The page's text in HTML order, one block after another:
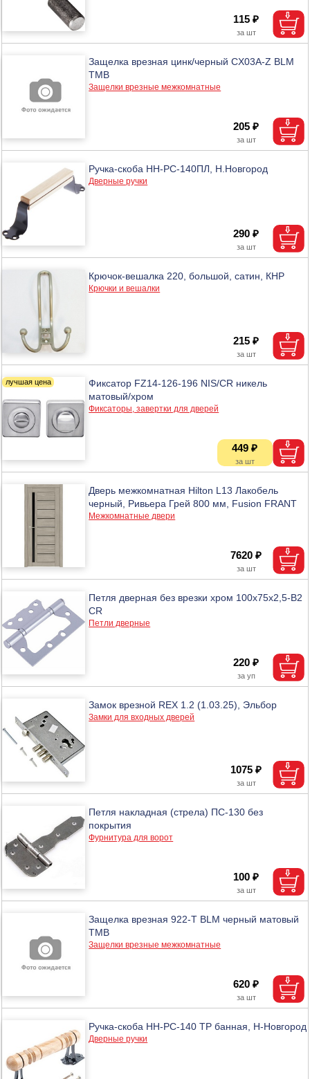
115 ₽
Защелка врезная цинк/черный CX03A-Z BLM
ТМВ
Защелки врезные межкомнатные
205 ₽
Ручка-скоба НН-РС-140ПЛ, Н.Новгород
Дверные ручки
290 ₽
Крючок-вешалка 220, большой, сатин, КНР
Крючки и вешалки
215 ₽
Фиксатор FZ14-126-196 NIS/CR никель
матовый/хром
Фиксаторы, завертки для дверей
449 ₽
Дверь межкомнатная Hilton L13 Лакобель
черный, Ривьера Грей 800 мм, Fusion FRANT
Межкомнатные двери
7620 ₽
Петля дверная без врезки хром 100х75х2,5-B2
CR
Петли дверные
220 ₽
Замок врезной REX 1.2 (1.03.25), Эльбор
Замки для входных дверей
1075 ₽
Петля накладная (стрела) ПС-130 без
покрытия
Фурнитура для ворот
100 ₽
Защелка врезная 922-T BLM черный матовый
ТМВ
Защелки врезные межкомнатные
620 ₽
Ручка-скоба НН-РС-140 ТР банная, Н-Новгород
Дверные ручки